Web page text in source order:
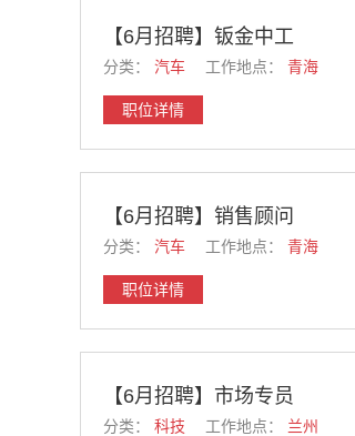
【6月招聘】钣金中工
分类： 汽车 工作地点： 青海
职位详情
【6月招聘】销售顾问
分类： 汽车 工作地点： 青海
职位详情
【6月招聘】市场专员
分类： 科技 工作地点： 兰州